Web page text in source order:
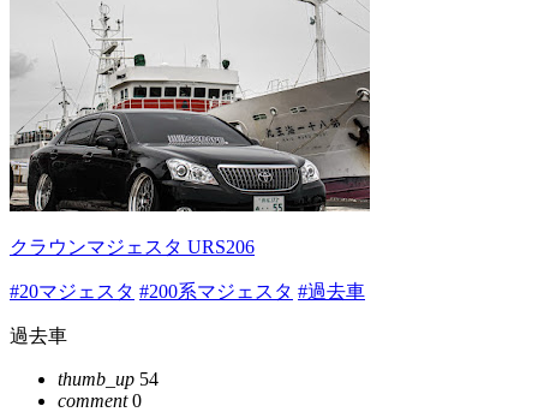
クラウンマジェスタ URS206
#20マジェスタ #200系マジェスタ #過去車
過去車
thumb_up 54
comment0